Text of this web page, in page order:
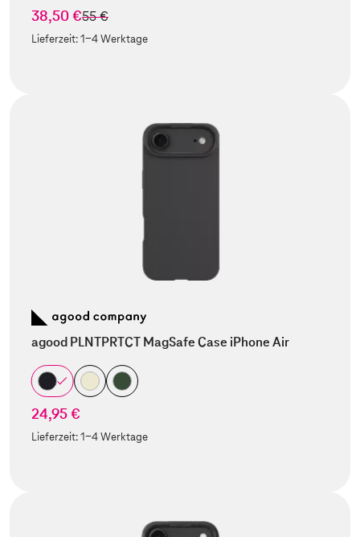
38,50 €statt
55 €
Lieferzeit:1-4 Werktage
agood PLNTPRTCT MagSafe Case iPhone Air
24,95 €
Lieferzeit:1-4 Werktage